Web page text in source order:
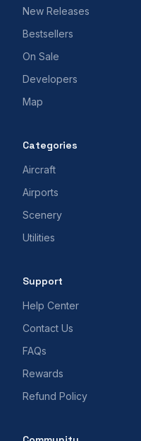
New Releases
Bestsellers
On Sale
Developers
Map
Categories
Aircraft
Airports
Scenery
Utilities
Support
Help Center
Contact Us
FAQs
Rewards
Refund Policy